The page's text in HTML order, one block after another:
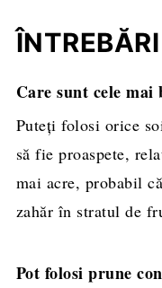
Care sunt cele
Puteți folosi orice
să fie proaspete,
mai acre, probabil
zahăr în stratul de
Pot folosi prune